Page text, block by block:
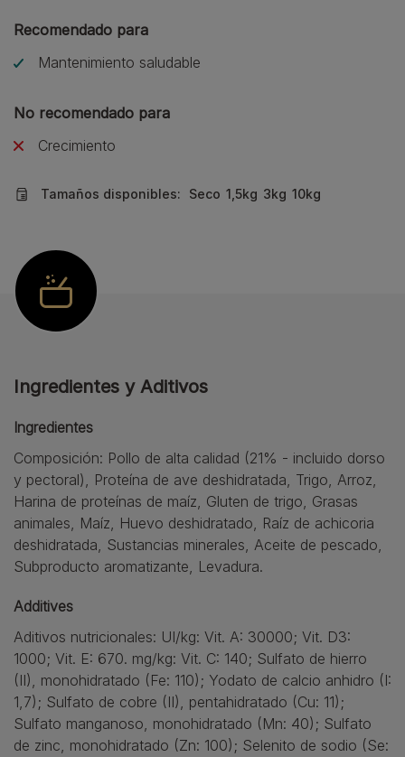
Recomendado para
Mantenimiento saludable
No recomendado para
Crecimiento
Tamaños disponibles: Seco 1,5kg 3kg 10kg
Ingredientes y Aditivos
Ingredientes
Composición: Pollo de alta calidad (21% - incluido dorso
y pectoral), Proteína de ave deshidratada, Trigo, Arroz,
Harina de proteínas de maíz, Gluten de trigo, Grasas
animales, Maíz, Huevo deshidratado, Raíz de achicoria
deshidratada, Sustancias minerales, Aceite de pescado,
Subproducto aromatizante, Levadura.
Additives
Aditivos nutricionales: UI/kg: Vit. A: 30000; Vit. D3:
1000; Vit. E: 670. mg/kg: Vit. C: 140; Sulfato de hierro
(II), monohidratado (Fe: 110); Yodato de calcio anhidro (I:
1,7); Sulfato de cobre (II), pentahidratado (Cu: 11);
Sulfato manganoso, monohidratado (Mn: 40); Sulfato
de zinc, monohidratado (Zn: 100); Selenito de sodio (Se: